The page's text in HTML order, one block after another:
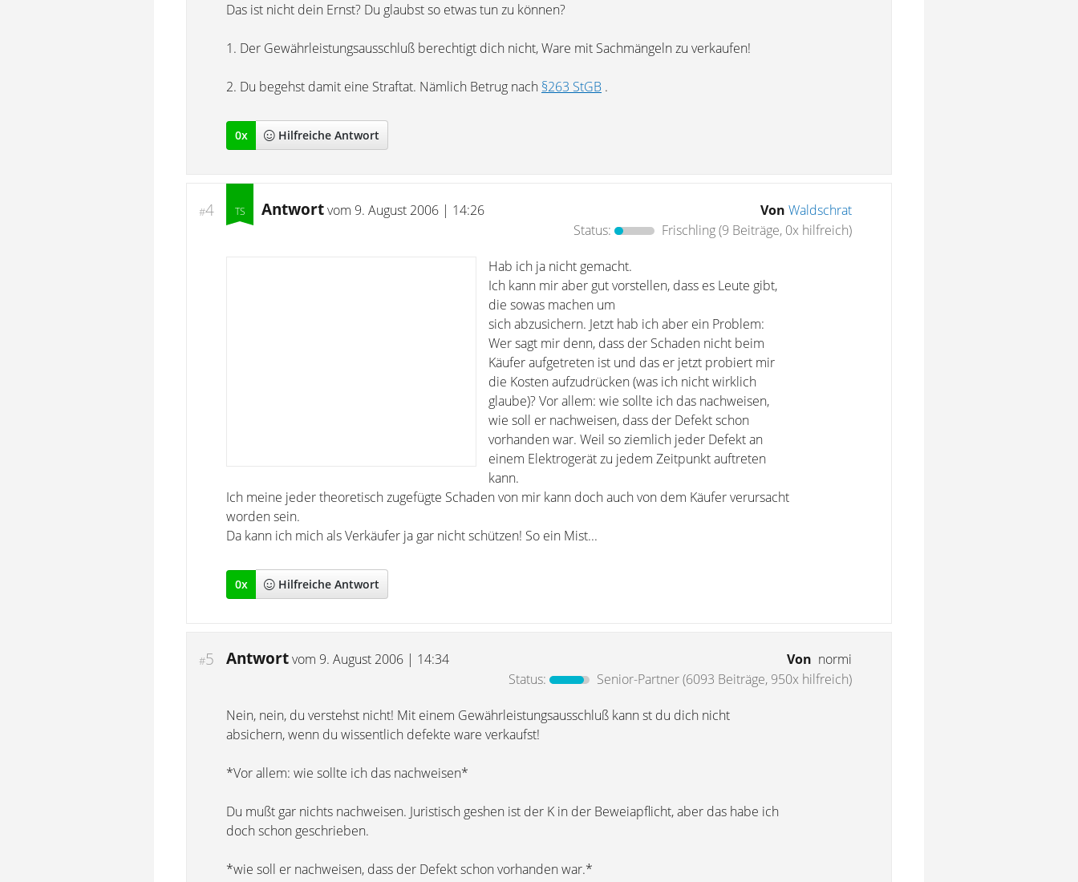
Das ist nicht dein Ernst? Du glaubst so etwas tun zu können?
1. Der Gewährleistungsausschluß berechtigt dich nicht, Ware mit Sachmängeln zu verkaufen!
2. Du begehst damit eine Straftat. Nämlich Betrug nach §263 StGB .
0x Hilfreiche Antwort
#4 Antwortvom 9. August 2006 | 14:26 Von Waldschrat
Status:
Frischling(9 Beiträge, 0x hilfreich)
Hab ich ja nicht gemacht.
Ich kann mir aber gut vorstellen, dass es Leute gibt,
die sowas machen um
sich abzusichern. Jetzt hab ich aber ein Problem:
Wer sagt mir denn, dass der Schaden nicht beim
Käufer aufgetreten ist und das er jetzt probiert mir
die Kosten aufzudrücken (was ich nicht wirklich
glaube)? Vor allem: wie sollte ich das nachweisen,
wie soll er nachweisen, dass der Defekt schon
vorhanden war. Weil so ziemlich jeder Defekt an
einem Elektrogerät zu jedem Zeitpunkt auftreten
kann.
Ich meine jeder theoretisch zugefügte Schaden von mir kann doch auch von dem Käufer verursacht
worden sein.
Da kann ich mich als Verkäufer ja gar nicht schützen! So ein Mist...
0x Hilfreiche Antwort
#5 Antwortvom 9. August 2006 | 14:34 Von normi
Status:
Senior-Partner(6093 Beiträge, 950x hilfreich)
Nein, nein, du verstehst nicht! Mit einem Gewährleistungsausschluß kann st du dich nicht
absichern, wenn du wissentlich defekte ware verkaufst!
*Vor allem: wie sollte ich das nachweisen*
Du mußt gar nichts nachweisen. Juristisch geshen ist der K in der Beweiapflicht, aber das habe ich
doch schon geschrieben.
*wie soll er nachweisen, dass der Defekt schon vorhanden war.*